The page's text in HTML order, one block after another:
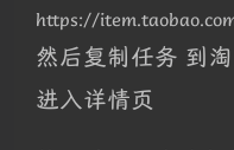
https://
然后复制任务 到
进入详情页